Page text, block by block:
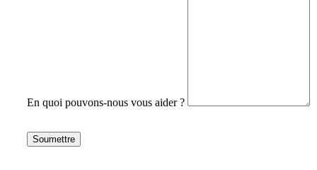
En quoi pouvons-nous vous aider ?
Soumettre